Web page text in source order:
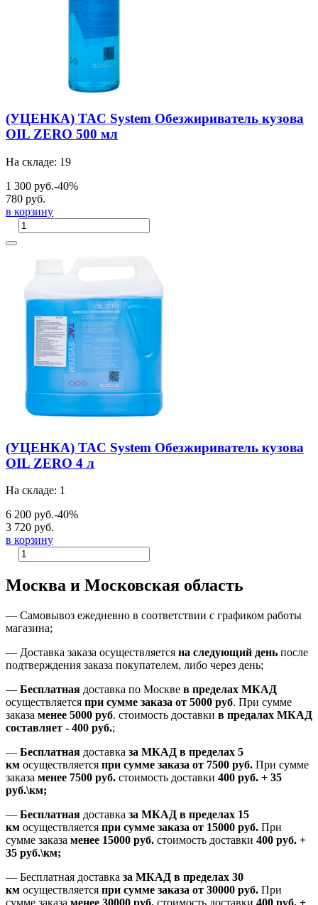
(УЦЕНКА) TAC System Обезжириватель кузова
OIL ZERO 500 мл
На складе: 19
1 300 руб.-40%
780 руб.
в корзину
(УЦЕНКА) TAC System Обезжириватель кузова
OIL ZERO 4 л
На складе: 1
6 200 руб.-40%
3 720 руб.
в корзину
Москва и Московская область
— Самовывоз ежедневно в соответствии с графиком работы
магазина;
— Доставка заказа осуществляется на следующий день после
подтверждения заказа покупателем, либо через день;
— Бесплатная доставка по Москве в пределах МКАД
осуществляется при сумме заказа от 5000 руб. При сумме
заказа менее 5000 руб. стоимость доставки в предалах МКАД
составляет - 400 руб.;
— Бесплатная доставка за МКАД в пределах 5
км осуществляется при сумме заказа от 7500 руб. При сумме
заказа менее 7500 руб. стоимость доставки 400 руб. + 35
руб.\км;
— Бесплатная доставка за МКАД в пределах 15
км осуществляется при сумме заказа от 15000 руб. При
сумме заказа менее 15000 руб. стоимость доставки 400 руб. +
35 руб.\км;
— Бесплатная доставка за МКАД в пределах 30
км осуществляется при сумме заказа от 30000 руб. При
сумме заказа менее 30000 руб. стоимость доставки 400 руб. +